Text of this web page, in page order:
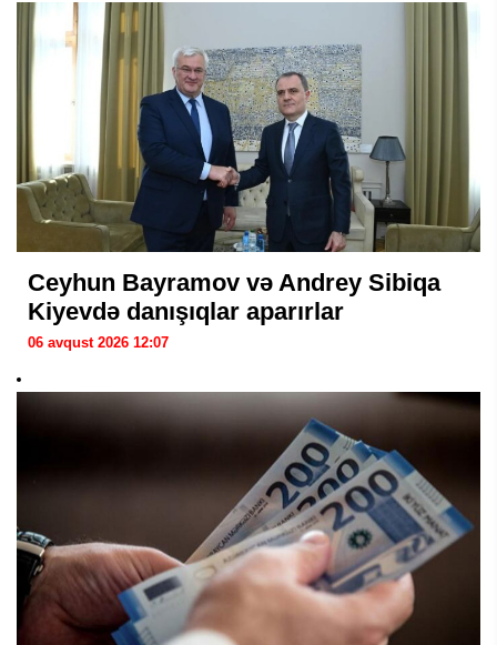
Ceyhun Bayramov və Andrey Sibiqa
Kiyevdə danışıqlar aparırlar
06 avqust 2026 12:07